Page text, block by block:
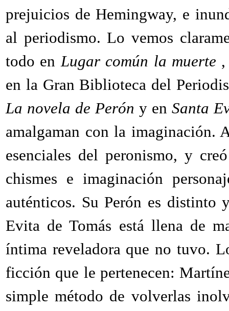
prejuicios de Hemingway, e
al periodismo. Lo vemos
todo enLugar común la muerte
en la Gran Biblioteca del
La novela de Peróny enSanta
amalgaman con la imaginación.
esenciales del peronismo, y
chismes e imaginación
auténticos. Su Perón es distinto
Evita de Tomás está llena de
íntima reveladora que no tuvo.
ficción que le pertenecen:
simple método de volverlas